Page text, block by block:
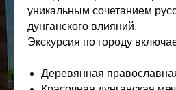
уникальным сочетанием
дунганского влияний.
Экскурсия по городу
Деревянная